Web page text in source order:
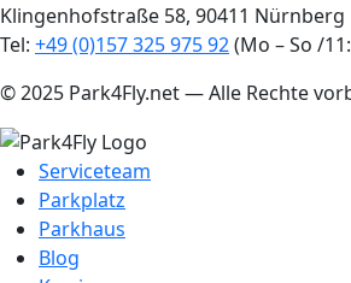
Klingenhofstraße 58, 90411 Nürnberg
Tel: +49 (0)157 325 975 92(Mo – So /
© 2025 Park4Fly.net — Alle Rechte
Serviceteam
Parkplatz
Parkhaus
Blog